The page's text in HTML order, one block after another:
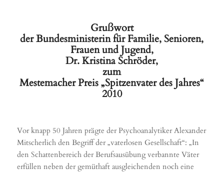
Grußwort
der Bundesministerin für Familie, Senioren,
Frauen und Jugend,
Dr. Kristina Schröder,
zum
Mestemacher Preis „Spitzenvater des Jahres“
2010
Vor knapp 50 Jahren prägte der Psychoanalytiker Alexander
Mitscherlich den Begriff der „vaterlosen Gesellschaft“: „In
den Schattenbereich der Berufsausübung verbannte Väter
erfüllen neben der gemüthaft ausgleichenden noch eine